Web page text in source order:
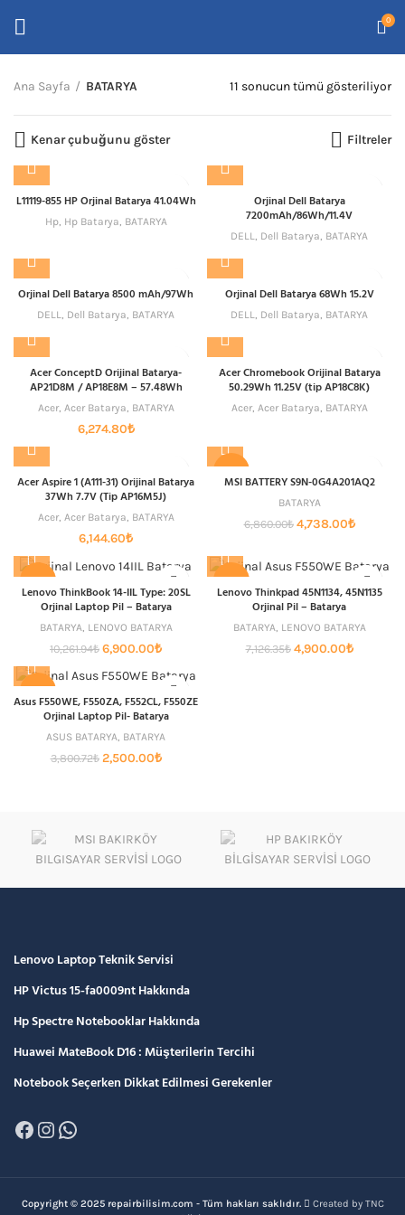
0
Ana Sayfa BATARYA 11 sonucun tümü gösteriliyorEn
Kenar çubuğunu göster Filtreler
L11119-855 HP Orjinal Batarya 41.04Wh
Hp, Hp Batarya, BATARYA
Orjinal Dell Batarya
7200mAh/86Wh/11.4V
DELL, Dell Batarya, BATARYA
Orjinal Dell Batarya 8500 mAh/97Wh
DELL, Dell Batarya, BATARYA
Orjinal Dell Batarya 68Wh 15.2V
DELL, Dell Batarya, BATARYA
Acer ConceptD Orijinal Batarya-
AP21D8M / AP18E8M – 57.48Wh
Acer, Acer Batarya, BATARYA
6,274.80₺
Acer Chromebook Orijinal Batarya
50.29Wh 11.25V (tip AP18C8K)
Acer, Acer Batarya, BATARYA
Acer Aspire 1 (A111-31) Orijinal Batarya
37Wh 7.7V (Tip AP16M5J)
Acer, Acer Batarya, BATARYA
6,144.60₺
MSI BATTERY S9N-0G4A201AQ2
BATARYA
6,860.00₺ Orijinal
4,738.00₺Şu
-33%
Lenovo ThinkBook 14-IIL Type: 20SL
Orjinal Laptop Pil – Batarya
BATARYA LENOVO BATARYA
10,261.94₺ Orijinal
10,261.94₺.
6,900.00₺Şu
fiyat:
6,900.00₺.
-31%
Lenovo Thinkpad 45N1134, 45N1135
Orjinal Pil – Batarya
BATARYA LENOVO BATARYA
7,126.35₺ Orijinal
4,900.00₺Şu
Asus F550WE, F550ZA, F552CL, F550ZE
Orjinal Laptop Pil- Batarya
ASUS BATARYA, BATARYA
3,800.72₺ Orijinal
2,500.00₺Şu
Lenovo Laptop Teknik Servisi
HP Victus 15-fa0009nt Hakkında
Hp Spectre Notebooklar Hakkında
Huawei MateBook D16 : Müşterilerin Tercihi
Notebook Seçerken Dikkat Edilmesi Gerekenler
Facebook
Instagram
WhatsApp
Copyright © 2025 repairbilisim.com - Tüm hakları saklıdır.
Created by TNC